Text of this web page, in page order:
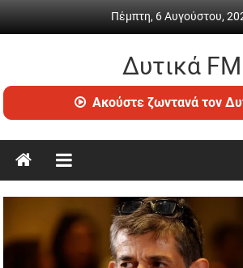
Πέμπτη, 6 Αυγούστου,
Δυτικά FM
Ραδιόφωνο
•
ενημέρωση
Ακούστε ζωντανά τον